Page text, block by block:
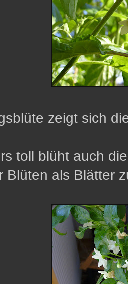
zeigt sich
toll blüht auch
Blüten als Blätter